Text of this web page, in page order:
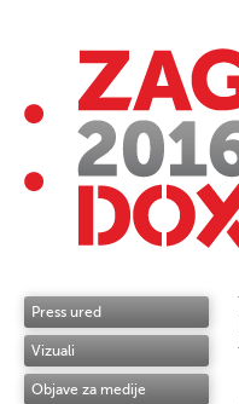
Press ured
Vizuali
Objave za medije